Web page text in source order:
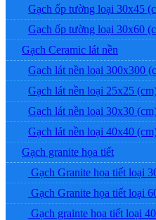
Gạch ốp tường loại 30x45
Gạch ốp tường loại 30x60
Gạch Ceramic lát nền
Gạch lát nền loại 300x300
Gạch lát nền loại 25x25
Gạch lát nền loại 30x30
Gạch lát nền loại 40x40
Gạch granite họa tiết
Gạch Granite họa tiết loại
Gạch Granite họa tiết loại
Gạch grainte họa tiết loại